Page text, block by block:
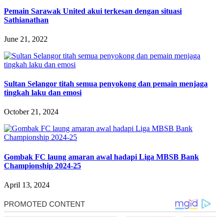
Pemain Sarawak United akui terkesan dengan situasi
Sathianathan
June 21, 2022
Sultan Selangor titah semua penyokong dan pemain menjaga
tingkah laku dan emosi
October 21, 2024
Gombak FC laung amaran awal hadapi Liga MBSB Bank
Championship 2024-25
April 13, 2024